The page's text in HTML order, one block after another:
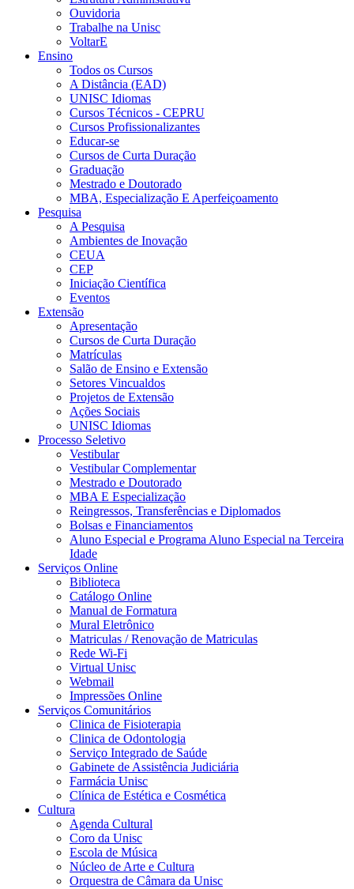
Ouvidoria
Trabalhe na Unisc
VoltarE
Ensino
Todos os Cursos
A Distância (EAD)
UNISC Idiomas
Cursos Técnicos - CEPRU
Cursos Profissionalizantes
Educar-se
Cursos de Curta Duração
Graduação
Mestrado e Doutorado
MBA, Especialização E Aperfeiçoamento
Pesquisa
A Pesquisa
Ambientes de Inovação
CEUA
CEP
Iniciação Científica
Eventos
Extensão
Apresentação
Cursos de Curta Duração
Matrículas
Salão de Ensino e Extensão
Setores Vincualdos
Projetos de Extensão
Ações Sociais
UNISC Idiomas
Processo Seletivo
Vestibular
Vestibular Complementar
Mestrado e Doutorado
MBA E Especialização
Reingressos, Transferências e Diplomados
Bolsas e Financiamentos
Aluno Especial e Programa Aluno Especial na Terceira
Idade
Serviços Online
Biblioteca
Catálogo Online
Manual de Formatura
Mural Eletrônico
Matriculas / Renovação de Matriculas
Rede Wi-Fi
Virtual Unisc
Webmail
Impressões Online
Serviços Comunitários
Clinica de Fisioterapia
Clinica de Odontologia
Serviço Integrado de Saúde
Gabinete de Assistência Judiciária
Farmácia Unisc
Clínica de Estética e Cosmética
Cultura
Agenda Cultural
Coro da Unisc
Escola de Música
Núcleo de Arte e Cultura
Orquestra de Câmara da Unisc